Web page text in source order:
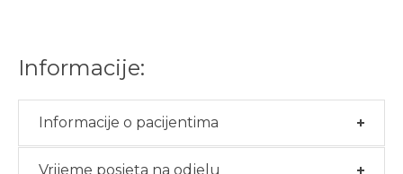
Informacije:
Informacije o pacijentima
Vrijeme posjeta na odjelu